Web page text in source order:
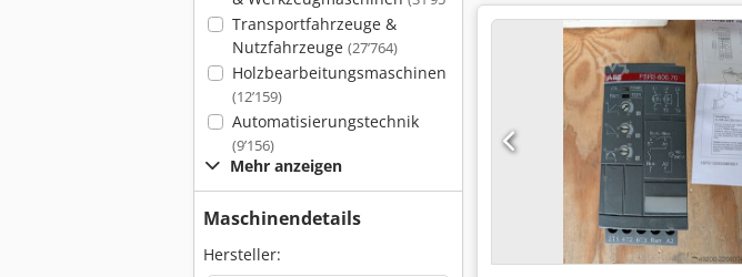
Transportfahrzeuge &
Nutzfahrzeuge (27’764)
Holzbearbeitungsmaschinen
(12’159)
Automatisierungstechnik
(9’156)
Mehr anzeigen
Maschinendetails
Hersteller: